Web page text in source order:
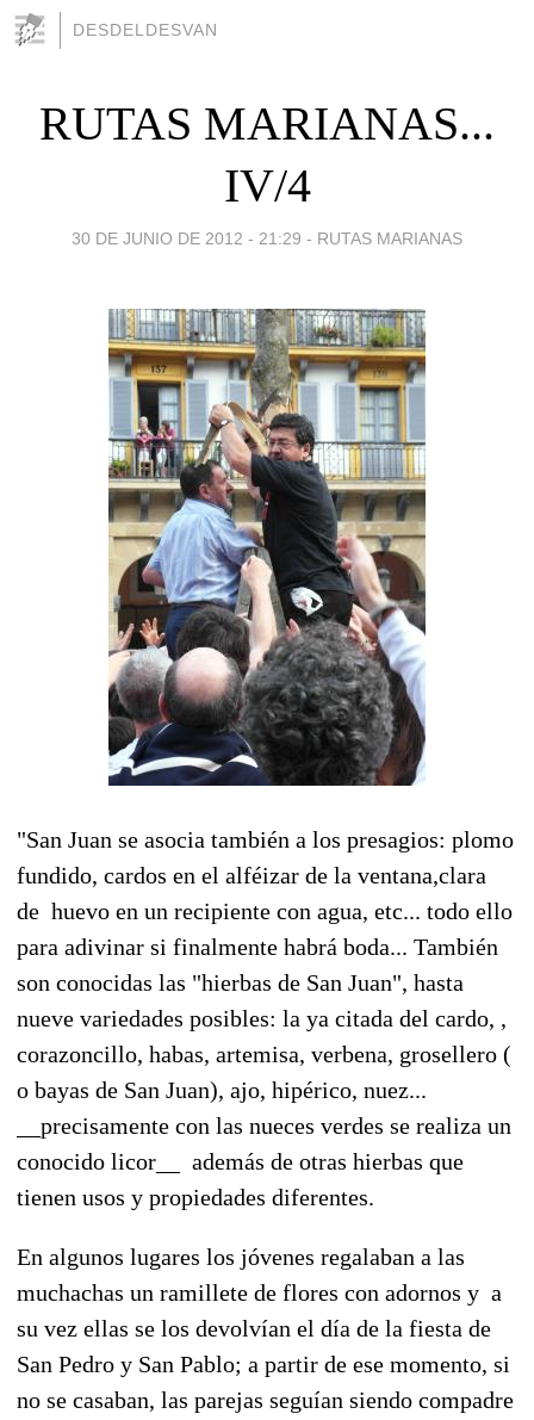
DESDELDESVAN
RUTAS MARIANAS...
IV/4
30 DE JUNIO DE 2012 - 21:29 - RUTAS MARIANAS
"San Juan se asocia también a los presagios: plomo
fundido, cardos en el alféizar de la ventana,clara
de huevo en un recipiente con agua, etc... todo ello
para adivinar si finalmente habrá boda... También
son conocidas las "hierbas de San Juan", hasta
nueve variedades posibles: la ya citada del cardo, ,
corazoncillo, habas, artemisa, verbena, grosellero (
o bayas de San Juan), ajo, hipérico, nuez...
__precisamente con las nueces verdes se realiza un
conocido licor__ además de otras hierbas que
tienen usos y propiedades diferentes.
En algunos lugares los jóvenes regalaban a las
muchachas un ramillete de flores con adornos y a
su vez ellas se los devolvían el día de la fiesta de
San Pedro y San Pablo; a partir de ese momento, si
no se casaban, las parejas seguían siendo compadre